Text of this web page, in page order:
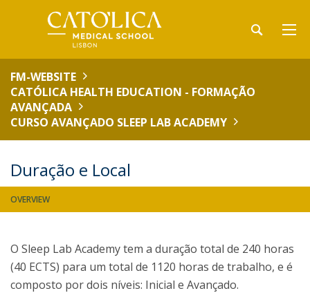
FM-WEBSITE
CATÓLICA HEALTH EDUCATION - FORMAÇÃO
AVANÇADA
CURSO AVANÇADO SLEEP LAB ACADEMY
Duração e Local
OVERVIEW
O Sleep Lab Academy tem a duração total de 240 horas
(40 ECTS) para um total de 1120 horas de trabalho, e é
composto por dois níveis: Inicial e Avançado.